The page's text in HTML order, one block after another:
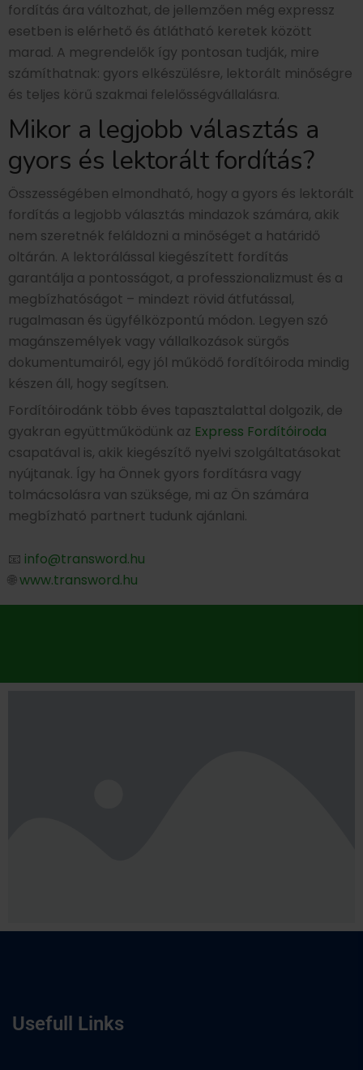
fordítás ára változhat, de jellemzően még expressz
esetben is elérhető és átlátható keretek között
marad. A megrendelők így pontosan tudják, mire
számíthatnak: gyors elkészülésre, lektorált minőségre
és teljes körű szakmai felelősségvállalásra.
Mikor a legjobb választás a
gyors és lektorált fordítás?
Összességében elmondható, hogy a gyors és lektorált
fordítás a legjobb választás mindazok számára, akik
nem szeretnék feláldozni a minőséget a határidő
oltárán. A lektorálással kiegészített fordítás
garantálja a pontosságot, a professzionalizmust és a
megbízhatóságot – mindezt rövid átfutással,
rugalmasan és ügyfélközpontú módon. Legyen szó
magánszemélyek vagy vállalkozások sürgős
dokumentumairól, egy jól működő fordítóiroda mindig
készen áll, hogy segítsen.
Fordítóirodánk több éves tapasztalattal dolgozik, de
gyakran együttműködünk az Express Fordítóiroda
csapatával is, akik kiegészítő nyelvi szolgáltatásokat
nyújtanak. Így ha Önnek gyors fordításra vagy
tolmácsolásra van szüksége, mi az Ön számára
megbízható partnert tudunk ajánlani.
📧 info@transword.hu
🌐www.transword.hu
Usefull Links